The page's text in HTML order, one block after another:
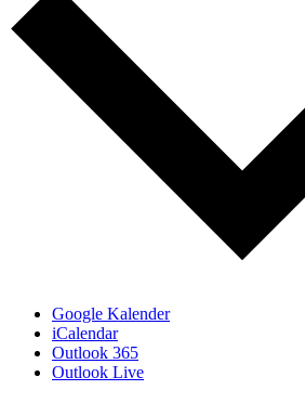
Google Kalender
iCalendar
Outlook 365
Outlook Live